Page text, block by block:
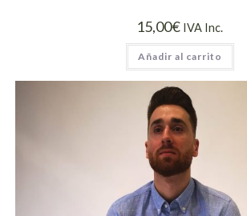
15,00€ IVA Inc.
Añadir al carrito